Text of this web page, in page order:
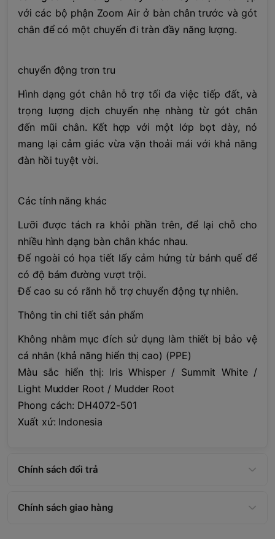
với các bộ phận Zoom Air ở bàn chân trước và gót
chân để có một chuyến đi tràn đầy năng lượng.
chuyển động trơn tru
Hình dạng gót chân hỗ trợ tối đa việc tiếp đất, và
trọng lượng dịch chuyển nhẹ nhàng từ gót chân
đến mũi chân. Kết hợp với một lớp bọt dày, nó
mang lại cảm giác vừa vặn thoải mái với khả năng
đàn hồi tuyệt vời.
Các tính năng khác
Lưỡi được tách ra khỏi phần trên, để lại chỗ cho
nhiều hình dạng bàn chân khác nhau.
Đế ngoài có họa tiết lấy cảm hứng từ bánh quế để
có độ bám đường vượt trội.
Đế cao su có rãnh hỗ trợ chuyển động tự nhiên.
Thông tin chi tiết sản phẩm
Không nhằm mục đích sử dụng làm thiết bị bảo vệ
cá nhân (khả năng hiển thị cao) (PPE)
Màu sắc hiển thị: Iris Whisper / Summit White /
Light Mudder Root / Mudder Root
Phong cách: DH4072-501
Xuất xứ: Indonesia
Chính sách đổi trả
Chính sách giao hàng